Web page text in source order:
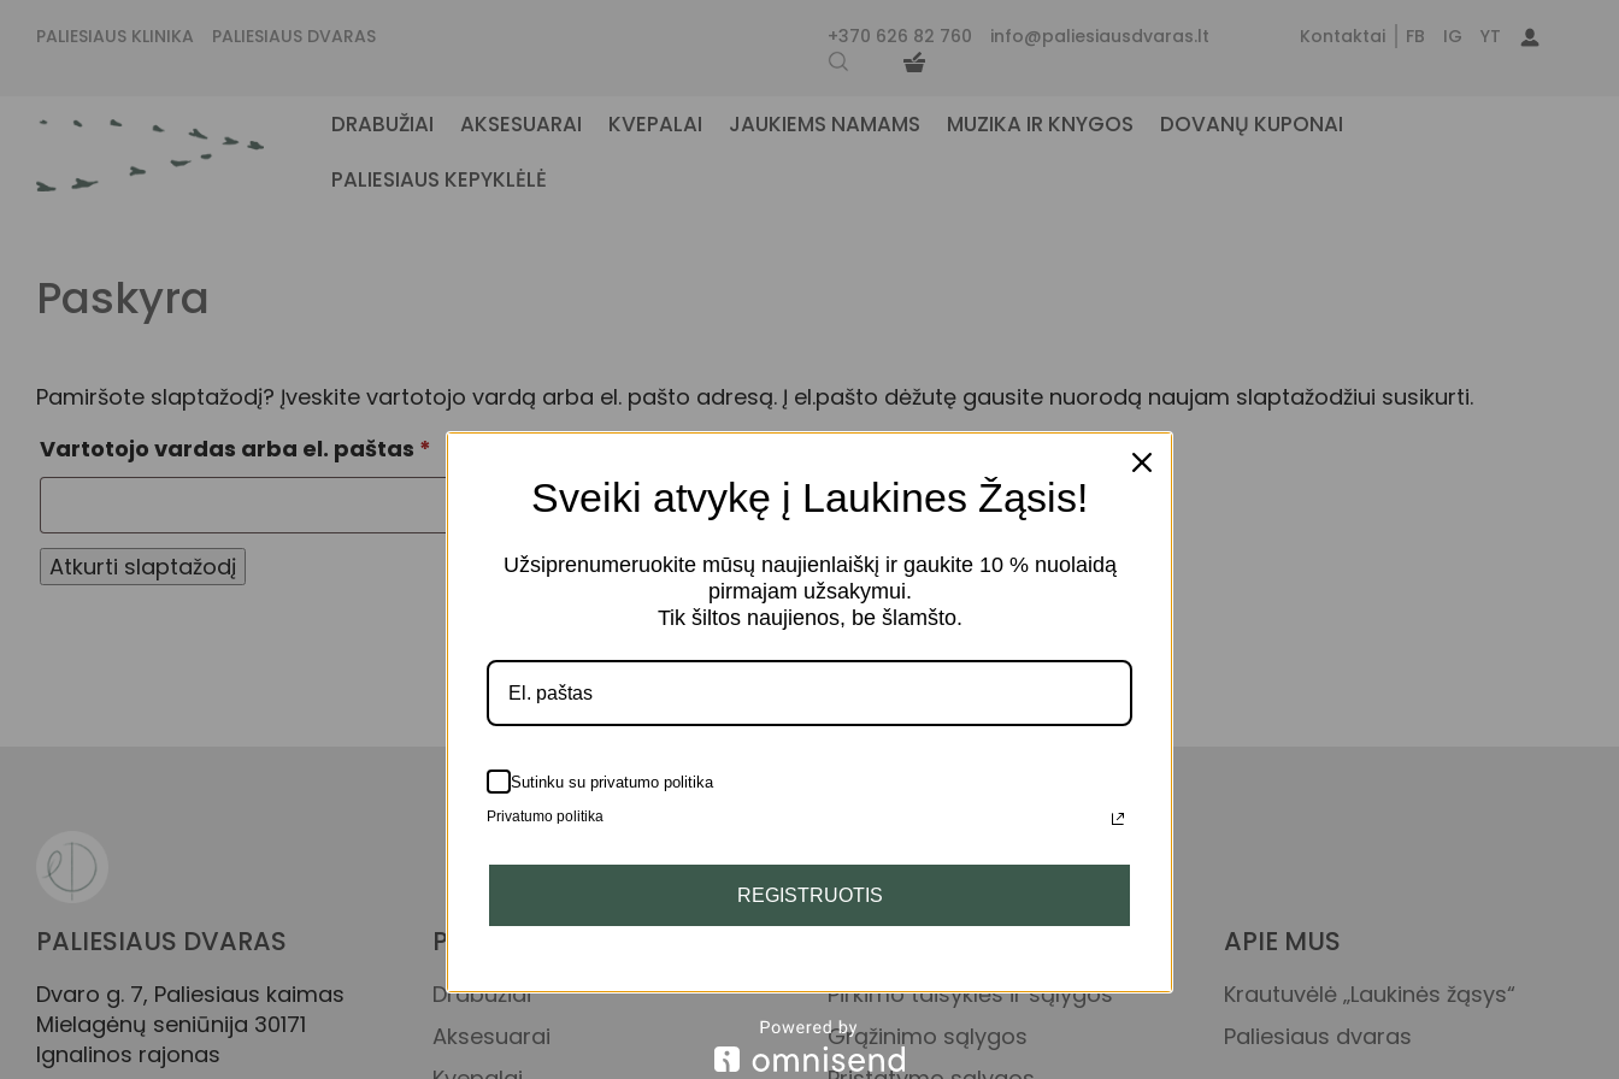
PALIESIAUS KLINIKA PALIESIAUS DVARAS +370 626 82 760 info@paliesiausdvaras.lt Kontaktai FB IG YT
DRABUŽIAI AKSESUARAI KVEPALAI JAUKIEMS NAMAMS MUZIKA IR KNYGOS
DOVANŲ KUPONAI
PALIESIAUS KEPYKLĖLĖ
Paskyra
Pamiršote slaptažodį? Įveskite vartotojo vardą arba el. pašto adresą. Į el.pašto dėžutę gausite nuorodą naujam slaptažodžiui susikurti.
Vartotojo vardas arba el. paštas *
Atkurti slaptažodį
PALIESIAUS DVARAS
Dvaro g. 7, Paliesiaus kaimas
Mielagėnų seniūnija 30171
Ignalinos rajonas
PREKIŲ KATEGORIJOS
Drabužiai
Aksesuarai
Pirkimo taisyklės ir sąlygos
Grąžinimo sąlygos
APIE MUS
Krautuvėlė „Laukinės žąsys“
Paliesiaus dvaras
Sveiki atvykę į Laukines Žąsis!
Užsiprenumeruokite mūsų naujienlaiškį ir gaukite 10 % nuolaidą
pirmajam užsakymui.
Tik šiltos naujienos, be šlamšto.
Sutinku su privatumo politika
Privatumo politika
REGISTRUOTIS